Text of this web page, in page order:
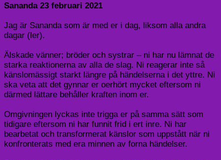
Sananda 23 februari 2021
Jag är Sananda som är med er i dag, liksom alla andra
dagar (ler).
Älskade vänner; bröder och systrar – ni har nu lämnat de
starka reaktionerna av alla de slag. Ni reagerar inte så
känslomässigt starkt längre på händelserna i det yttre. Ni
ska veta att det gynnar er oerhört mycket eftersom ni
därmed lättare behåller kraften inom er.
Omgivningen lyckas inte trigga er på samma sätt som
tidigare eftersom ni har funnit frid i ert inre. Ni har
bearbetat och transformerat känslor som uppstått när ni
konfronterats med era minnen av forna händelser.